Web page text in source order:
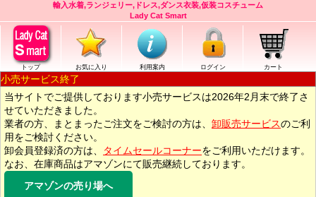
輸入水着,ランジェリー,ドレス,ダンス衣装,仮装コスチューム
Lady Cat Smart
トップ お気に入り 利用案内 ログイン カート
小売サービス終了
当サイトでご提供しております小売サービスは2026年2月末で終了さ
せていただきました。
業者の方、まとまったご注文をご検討の方は、 卸販売サービスのご利
用をご検討ください。
卸会員登録済の方は、
タイムセールコーナーをご利用いただけます。
なお、在庫商品はアマゾンにて販売継続しております。
アマゾンの売り場へ